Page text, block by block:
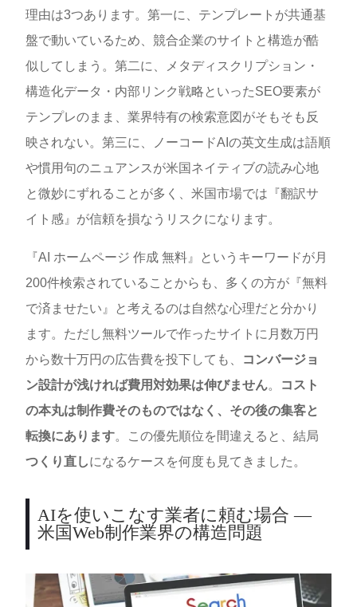
理由は3つあります。第一に、テンプレートが共通基
盤で動いているため、競合企業のサイトと構造が酷
似してしまう。第二に、メタディスクリプション・
構造化データ・内部リンク戦略といったSEO要素が
テンプレのまま、業界特有の検索意図がそもそも反
映されない。第三に、ノーコードAIの英文生成は語順
や慣用句のニュアンスが米国ネイティブの読み心地
と微妙にずれることが多く、米国市場では『翻訳サ
イト感』が信頼を損なうリスクになります。
『AI ホームページ 作成 無料』というキーワードが月
200件検索されていることからも、多くの方が『無料
で済ませたい』と考えるのは自然な心理だと分かり
ます。ただし無料ツールで作ったサイトに月数万円
から数十万円の広告費を投下しても、 コンバージョ
ン設計が浅ければ費用対効果は伸びません。 コスト
の本丸は制作費そのものではなく、その後の集客と
転換にあります。この優先順位を間違えると、結局
つくり直しになるケースを何度も見てきました。
AIを使いこなす業者に頼む場合 —
米国Web制作業界の構造問題